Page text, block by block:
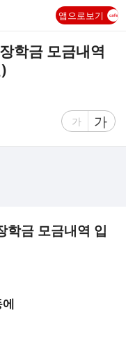
앱으로보기
학금 모금내역
글
게
가
글
자
게
가
학금 모금내역 입